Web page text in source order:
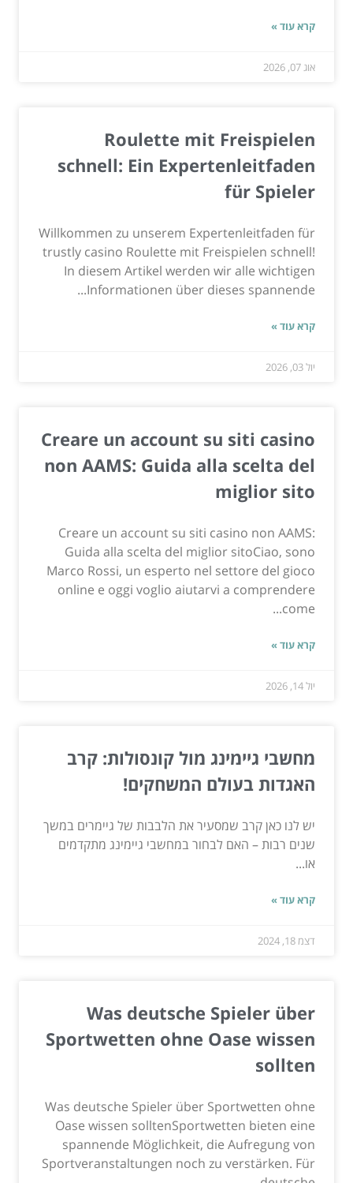
קרא עוד »
אוג 07, 2026
Roulette mit Freispielen
schnell: Ein Expertenleitfaden
für Spieler
Willkommen zu unserem Expertenleitfaden für
trustly casino Roulette mit Freispielen schnell!
In diesem Artikel werden wir alle wichtigen
Informationen über dieses spannende...
קרא עוד »
יול 03, 2026
Creare un account su siti casino
non AAMS: Guida alla scelta del
miglior sito
Creare un account su siti casino non AAMS:
Guida alla scelta del miglior sitoCiao, sono
Marco Rossi, un esperto nel settore del gioco
online e oggi voglio aiutarvi a comprendere
come...
קרא עוד »
יול 14, 2026
מחשבי גיימינג מול קונסולות: קרב
האגדות בעולם המשחקים!
יש לנו כאן קרב שמסעיר את הלבבות של גיימרים במשך
שנים רבות – האם לבחור במחשבי גיימינג מתקדמים
או...
קרא עוד »
דצמ 18, 2024
Was deutsche Spieler über
Sportwetten ohne Oase wissen
sollten
Was deutsche Spieler über Sportwetten ohne
Oase wissen solltenSportwetten bieten eine
spannende Möglichkeit, die Aufregung von
Sportveranstaltungen noch zu verstärken. Für